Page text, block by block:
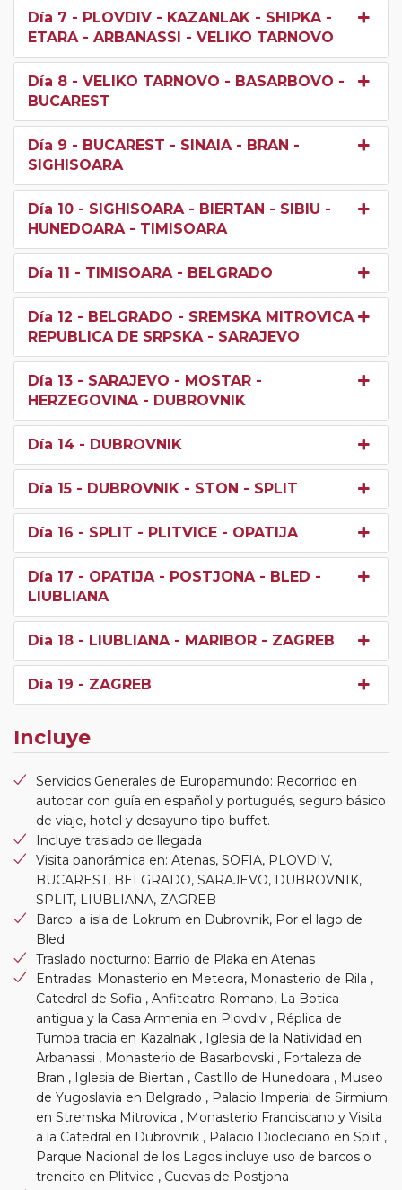
Día 7 - PLOVDIV - KAZANLAK - SHIPKA -
ETARA - ARBANASSI - VELIKO TARNOVO
Día 8 - VELIKO TARNOVO - BASARBOVO -
BUCAREST
Día 9 - BUCAREST - SINAIA - BRAN -
SIGHISOARA
Día 10 - SIGHISOARA - BIERTAN - SIBIU -
HUNEDOARA - TIMISOARA
Día 11 - TIMISOARA - BELGRADO
Día 12 - BELGRADO - SREMSKA MITROVICA -
REPUBLICA DE SRPSKA - SARAJEVO
Día 13 - SARAJEVO - MOSTAR -
HERZEGOVINA - DUBROVNIK
Día 14 - DUBROVNIK
Día 15 - DUBROVNIK - STON - SPLIT
Día 16 - SPLIT - PLITVICE - OPATIJA
Día 17 - OPATIJA - POSTJONA - BLED -
LIUBLIANA
Día 18 - LIUBLIANA - MARIBOR - ZAGREB
Día 19 - ZAGREB
Incluye
Servicios Generales de Europamundo: Recorrido en
autocar con guía en español y portugués, seguro básico
de viaje, hotel y desayuno tipo buffet.
Incluye traslado de llegada
Visita panorámica en: Atenas, SOFIA, PLOVDIV,
BUCAREST, BELGRADO, SARAJEVO, DUBROVNIK,
SPLIT, LIUBLIANA, ZAGREB
Barco: a isla de Lokrum en Dubrovnik, Por el lago de
Bled
Traslado nocturno: Barrio de Plaka en Atenas
Entradas: Monasterio en Meteora, Monasterio de Rila ,
Catedral de Sofia , Anfiteatro Romano, La Botica
antigua y la Casa Armenia en Plovdiv , Réplica de
Tumba tracia en Kazalnak , Iglesia de la Natividad en
Arbanassi , Monasterio de Basarbovski , Fortaleza de
Bran , Iglesia de Biertan , Castillo de Hunedoara , Museo
de Yugoslavia en Belgrado , Palacio Imperial de Sirmium
en Stremska Mitrovica , Monasterio Franciscano y Visita
a la Catedral en Dubrovnik , Palacio Diocleciano en Split ,
Parque Nacional de los Lagos incluye uso de barcos o
trencito en Plitvice , Cuevas de Postjona